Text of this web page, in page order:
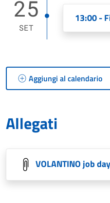
25
SET
13:00 -
Aggiungi al calendario
Allegati
VOLANTINO job day